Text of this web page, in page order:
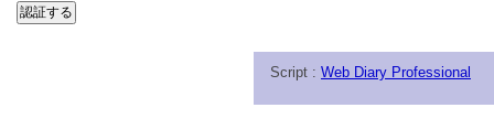
Script : Web Diary Professional